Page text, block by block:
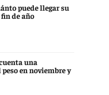
puede llegar su
de año
una
en noviembre y